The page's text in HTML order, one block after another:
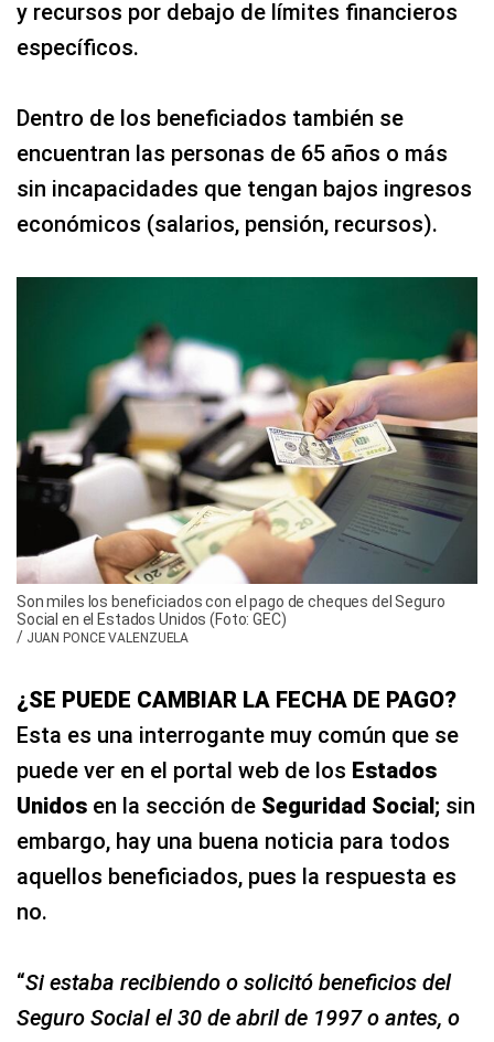
y recursos por debajo de límites financieros
específicos.
Dentro de los beneficiados también se
encuentran las personas de 65 años o más
sin incapacidades que tengan bajos ingresos
económicos (salarios, pensión, recursos).
Son miles los beneficiados con el pago de cheques del Seguro
Social en el Estados Unidos (Foto: GEC)
/ JUAN PONCE VALENZUELA
¿SE PUEDE CAMBIAR LA FECHA DE PAGO?
Esta es una interrogante muy común que se
puede ver en el portal web de los Estados
Unidos en la sección de Seguridad Social; sin
embargo, hay una buena noticia para todos
aquellos beneficiados, pues la respuesta es
no.
“Si estaba recibiendo o solicitó beneficios del
Seguro Social el 30 de abril de 1997 o antes, o